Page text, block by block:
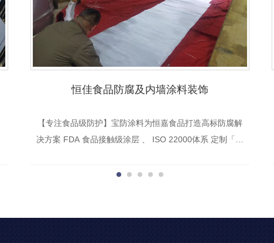
恒佳食品防腐及内墙涂料装饰
【专注食品级防护】宝防涂料为恒嘉食品打造高标防腐解
决方案 FDA 食品接触级涂层 、 ISO 22000体系 定制「环
天 施工，墙面菌落下降92%+防腐等级达C5-M标准 “从设